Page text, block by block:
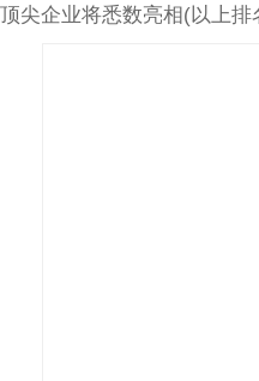
顶尖企业将悉数亮相(以上排